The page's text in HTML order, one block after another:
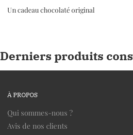
Un cadeau chocolaté original
Derniers produits
À PROPOS
Qui sommes-nous ?
Avis de nos clients